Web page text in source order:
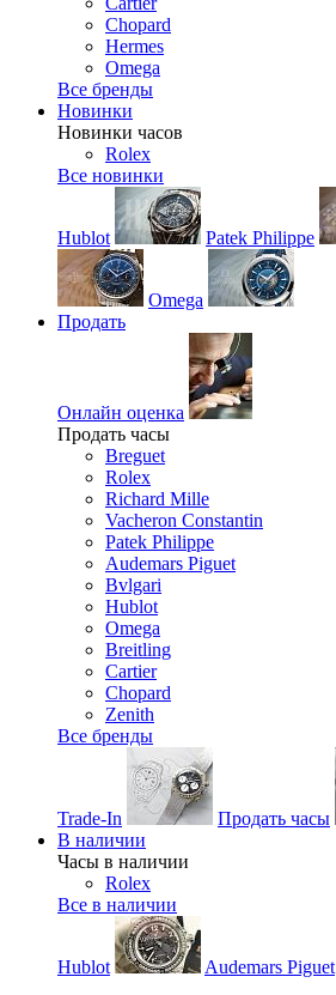
Chopard
Hermes
Omega
Все бренды
Новинки
Новинки часов
Rolex
Все новинки
Hublot Patek Philippe
Omega
Продать
Онлайн оценка
Продать часы
Breguet
Rolex
Richard Mille
Vacheron Constantin
Patek Philippe
Audemars Piguet
Bvlgari
Hublot
Omega
Breitling
Cartier
Chopard
Zenith
Все бренды
Trade-In
Продать часы
В наличии
Часы в наличии
Rolex
Все в наличии
Hublot Audemars Piguet